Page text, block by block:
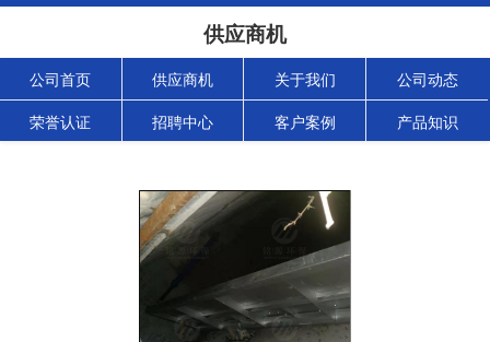
供应商机
公司首页 供应商机 关于我们 公司动态
荣誉认证 招聘中心 客户案例 产品知识